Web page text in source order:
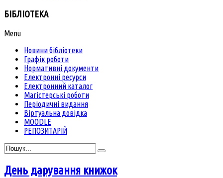
БІБЛІОТЕКА
Menu
Новини бібліотеки
Графік роботи
Нормативні документи
Електронні ресурси
Електронний каталог
Магістерські роботи
Періодичні видання
Віртуальна довідка
MOODLE
РЕПОЗИТАРІЙ
День дарування книжок